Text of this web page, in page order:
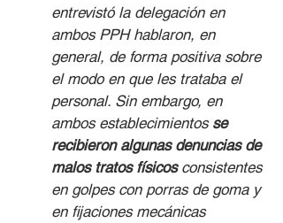
entrevistó la delegación en
ambos PPH hablaron, en
general, de forma positiva sobre
el modo en que les trataba el
personal. Sin embargo, en
ambos establecimientos se
recibieron algunas denuncias de
malos tratos físicos consistentes
en golpes con porras de goma y
en fijaciones mecánicas